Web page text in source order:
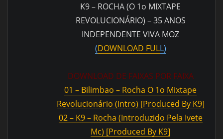
K9 – ROCHA (O 1o MIXTAPE
REVOLUCIONÁRIO) – 35 ANOS
INDEPENDENTE VIVA MOZ
(DOWNLOAD FULL)
DOWNLOAD DE FAIXAS POR FAIXA
01 – Bilimbao – Rocha O 1o Mixtape
Revolucionário (Intro) [Produced By K9]
02 – K9 – Rocha (Introduzido Pela Ivete
Mc) [Produced By K9]